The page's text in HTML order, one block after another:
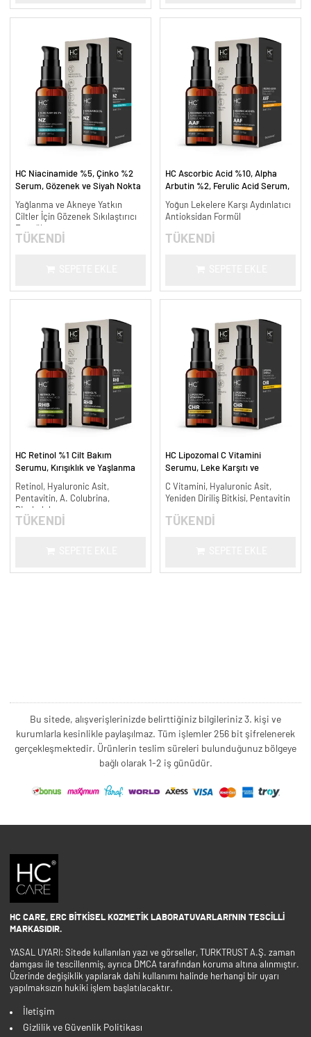
HC Niacinamide %5, Çinko %2
Serum, Gözenek ve Siyah Nokta
30 ml.
Yağlanma ve Akneye Yatkın
Ciltler İçin Gözenek Sıkılaştırıcı
TÜKENDİ
HC Ascorbic Acid %10, Alpha
Arbutin %2, Ferulic Acid Serum,
ml.
Yoğun Lekelere Karşı Aydınlatıcı
Antioksidan Formül
TÜKENDİ
HC Retinol %1 Cilt Bakım
Serumu, Kırışıklık ve Yaşlanma
Retinol, Hyaluronic Asit,
Pentavitin, A. Colubrina,
Bisabolol
TÜKENDİ
HC Lipozomal C Vitamini
Serumu, Leke Karşıtı ve
C Vitamini, Hyaluronic Asit,
Yeniden Diriliş Bitkisi, Pentavitin
TÜKENDİ
Bu sitede, alışverişlerinizde belirttiğiniz bilgileriniz 3. kişi ve
kurumlarla kesinlikle paylaşılmaz. Tüm işlemler 256 bit şifrelenerek
gerçekleşmektedir. Ürünlerin teslim süreleri bulunduğunuz bölgeye
bağlı olarak 1-2 iş günüdür.
HC CARE, ERC BITKISEL KOZMETIK LABORATUVARLARI'NIN TESCILLI
MARKASIDIR.
YASAL UYARI: Sitede kullanılan yazı ve görseller, TURKTRUST A.Ş. zaman
damgası ile tescillenmiş, ayrıca DMCA tarafından koruma altına alınmıştır.
Üzerinde değişiklik yapılarak dahi kullanımı halinde herhangi bir uyarı
yapılmaksızın hukiki işlem başlatılacaktır.
İletişim
Gizlilik ve Güvenlik Politikası